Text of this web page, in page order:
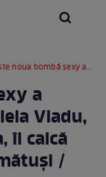
populare. Gabriela Vladu, nepoata Stelianei Sima, îi calcă pe urme celebrei sale mătuşi / VIDEO
a
Vladu,
îi calcă
/